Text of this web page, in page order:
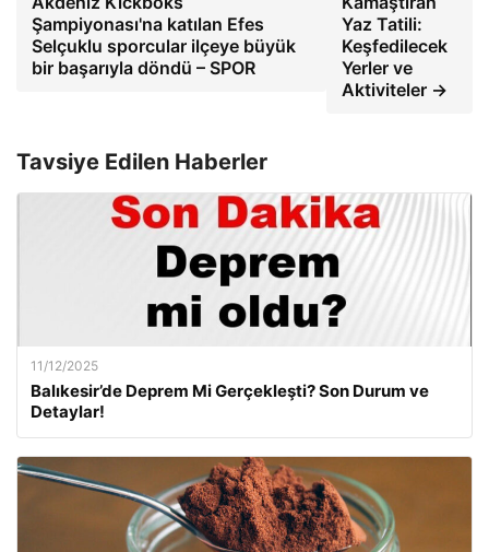
Şampiyonası'na katılan Efes
Selçuklu sporcular ilçeye büyük
bir başarıyla döndü – SPOR
Yaz Tatili:
Keşfedilecek
Yerler ve
Aktiviteler →
Tavsiye Edilen Haberler
11/12/2025
Balıkesir’de Deprem Mi Gerçekleşti? Son Durum ve
Detaylar!